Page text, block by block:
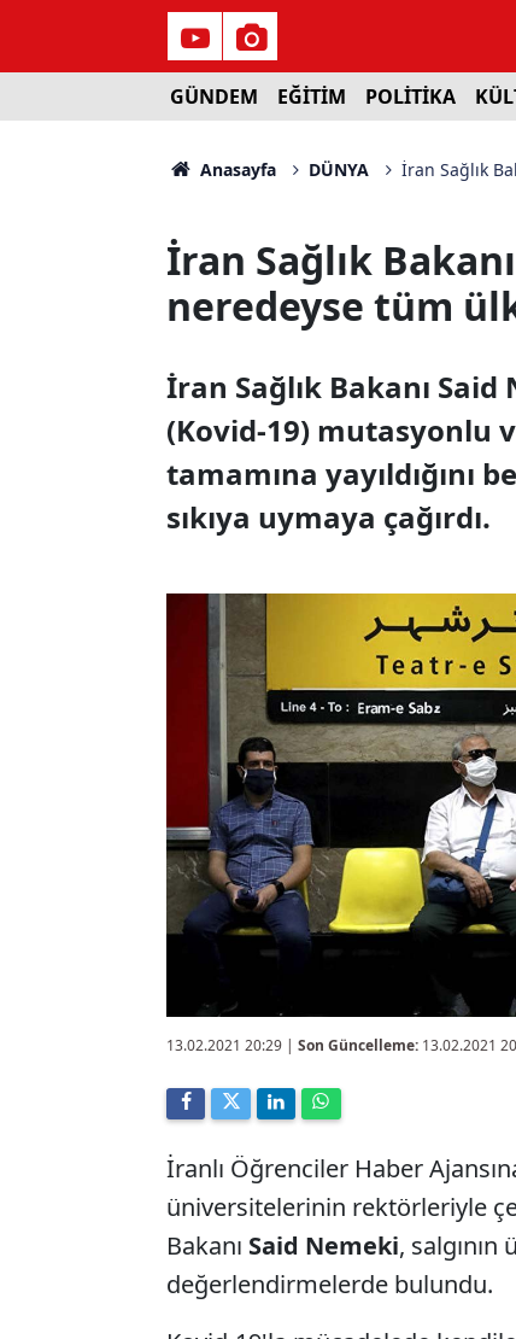
GÜNDEM EĞİTİM POLİTİKA
Anasayfa DÜNYA İran Sağlık
İran Sağlık
neredeyse tüm
İran Sağlık Bakanı
(Kovid-19) mutasyonlu
tamamına yayıldığını
sıkıya uymaya çağırdı.
13.02.2021 20:29 | Son Güncelleme: 13.02.2021
İranlı Öğrenciler Haber
üniversitelerinin rektörleriyle
Bakanı Said Nemeki,
değerlendirmelerde bulundu.